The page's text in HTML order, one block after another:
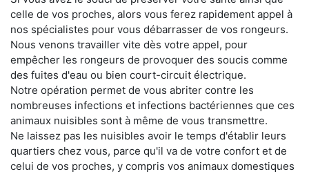
celle de vos proches, alors vous ferez rapidement appel à
nos spécialistes pour vous débarrasser de vos rongeurs.
Nous venons travailler vite dès votre appel, pour
empêcher les rongeurs de provoquer des soucis comme
des fuites d'eau ou bien court-circuit électrique.
Notre opération permet de vous abriter contre les
nombreuses infections et infections bactériennes que ces
animaux nuisibles sont à même de vous transmettre.
Ne laissez pas les nuisibles avoir le temps d'établir leurs
quartiers chez vous, parce qu'il va de votre confort et de
celui de vos proches, y compris vos animaux domestiques